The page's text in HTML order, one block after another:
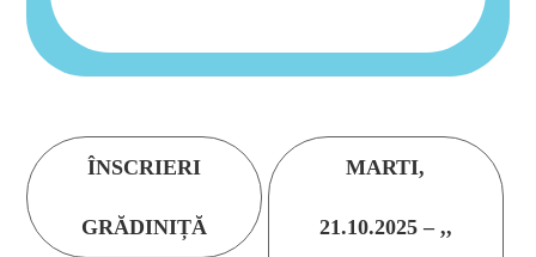
Continue
Reading
ÎNSCRIERI
GRĂDINIȚĂ
MARTI,
21.10.2025 – ,,